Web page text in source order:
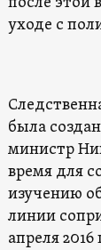
уходе с
была
министр
время для
изучению
линии
апреля 2016